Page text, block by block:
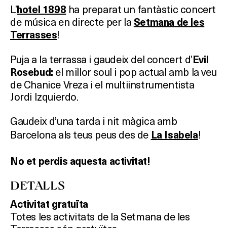
L’hotel 1898 ha preparat un fantàstic concert
de música en directe per la Setmana de les
Terrasses!
Puja a la terrassa i gaudeix del concert d’ Evil
Rosebud: el millor soul i pop actual amb la veu
deChaniceVreza i el multiinstrumentista
Jordi Izquierdo.
Gaudeix d’una tarda i nit màgica amb
Barcelona als teus peus des de La Isabela!
No et perdis aquesta activitat!
DETALLS
Activitat gratuïta
Totes les activitats de la Setmana de les